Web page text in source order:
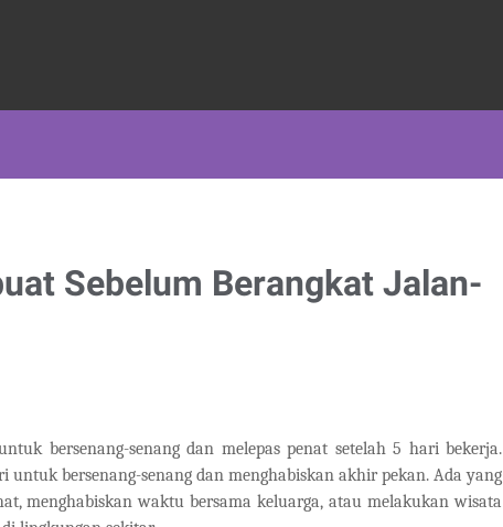
Sebelum Berangkat Jalan-
bersenang-senang dan melepas penat setelah 5 hari bekerja.
bersenang-senang dan menghabiskan akhir pekan. Ada yang
menghabiskan waktu bersama keluarga, atau melakukan wisata